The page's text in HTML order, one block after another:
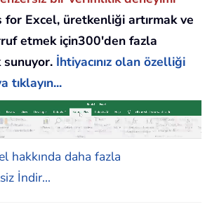
for Excel, üretkenliği artırmak ve
etmek için300'den fazla
İhtiyacınız olan özelliği
tıklayın...
hakkında daha fazla
İndir...